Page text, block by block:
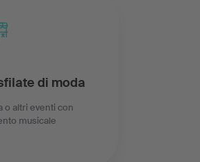
di moda
o altri eventi con
musicale